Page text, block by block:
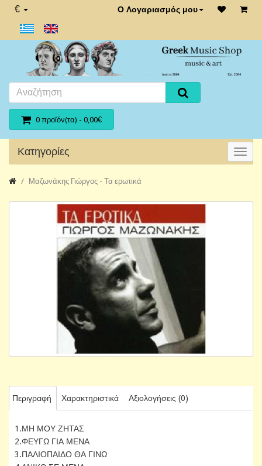
€ Ο Λογαριασμός μου
0 προϊόν(τα) - 0,00€
Κατηγορίες
Μαζωνάκης Γιώργος - Τα ερωτικά
Περιγραφή Χαρακτηριστικά Αξιολογήσεις (0)
1.ΜΗ ΜΟΥ ΖΗΤΑΣ
2.ΦΕΥΓΩ ΓΙΑ ΜΕΝΑ
3.ΠΑΛΙΟΠΑΙΔΟ ΘΑ ΓΙΝΩ